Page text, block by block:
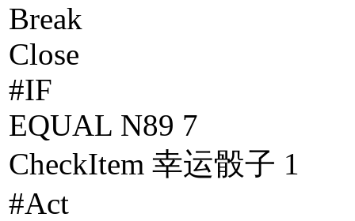
Break
Close
#IF
EQUAL N89 7
CheckItem 幸运骰子 1
#Act